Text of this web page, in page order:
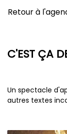
Retour à
C'EST ÇA
Un spectacle
autres textes